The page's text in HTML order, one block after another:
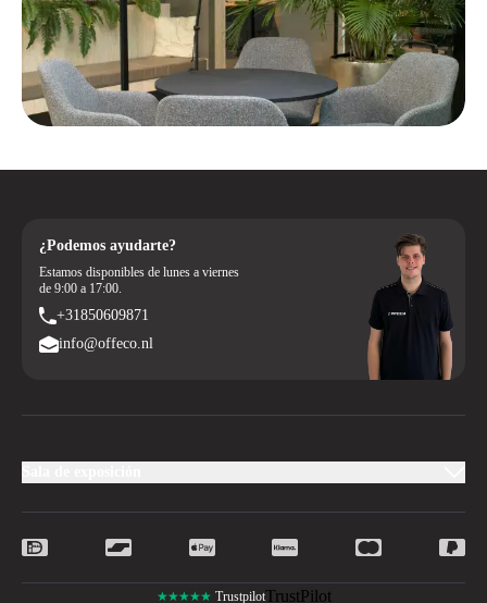
¿Podemos ayudarte?
Estamos disponibles de lunes a viernes
de 9:00 a 17:00.
+31850609871
info@offeco.nl
★★★★★ TrustpilotTrustPilot